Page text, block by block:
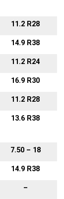
11.2 R28
14.9 R38
11.2 R24
16.9 R30
11.2 R28
13.6 R38
7.50 – 18
14.9 R38
–